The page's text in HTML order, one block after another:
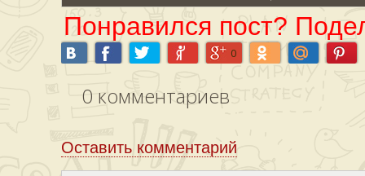
Понравился пост?
0
0 комментариев
Оставить комментарий